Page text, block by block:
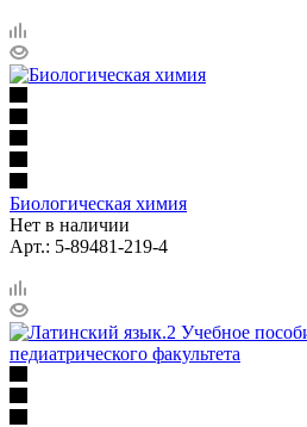
Биологическая химия
Нет в наличии
Арт.: 5-89481-219-4